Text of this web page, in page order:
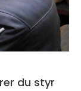
du styr